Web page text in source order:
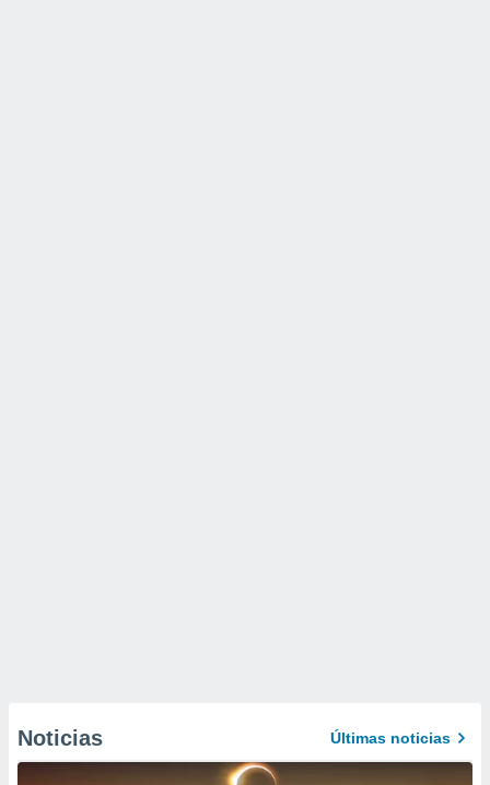
Noticias Últimas noticias